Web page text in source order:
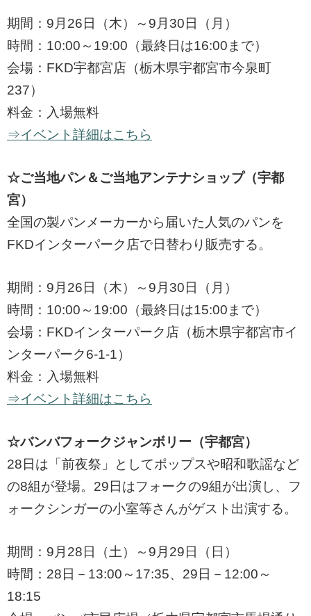
期間：9月26日（木）～9月30日（月）
時間：10:00～19:00（最終日は16:00まで）
会場：FKD宇都宮店（栃木県宇都宮市今泉町
237）
料金：入場無料
⇒イベント詳細はこちら
☆ご当地パン＆ご当地アンテナショップ（宇都
宮）
全国の製パンメーカーから届いた人気のパンを
FKDインターパーク店で日替わり販売する。
期間：9月26日（木）～9月30日（月）
時間：10:00～19:00（最終日は15:00まで）
会場：FKDインターパーク店（栃木県宇都宮市イ
ンターパーク6-1-1）
料金：入場無料
⇒イベント詳細はこちら
☆バンバフォークジャンボリー（宇都宮）
28日は「前夜祭」としてポップスや昭和歌謡など
の8組が登場。29日はフォークの9組が出演し、フ
ォークシンガーの小室等さんがゲスト出演する。
期間：9月28日（土）～9月29日（日）
時間：28日－13:00～17:35、29日－12:00～
18:15